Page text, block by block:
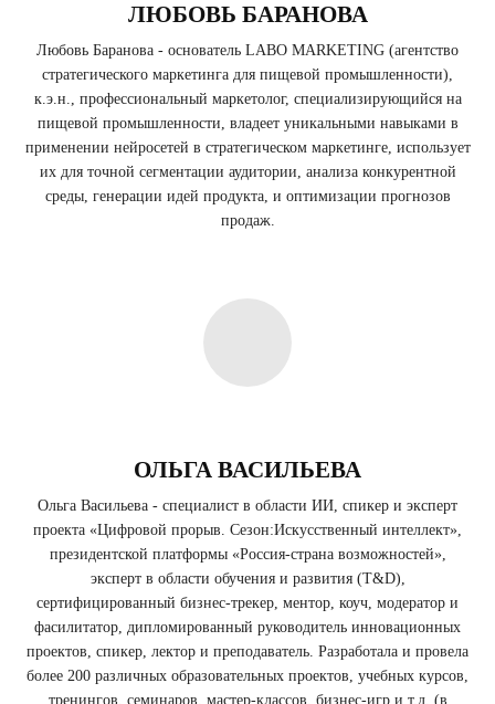
ЛЮБОВЬ БАРАНОВА
Любовь Баранова - основатель LABO MARKETING (агентство
стратегического маркетинга для пищевой промышленности),
к.э.н., профессиональный маркетолог, специализирующийся на
пищевой промышленности, владеет уникальными навыками в
применении нейросетей в стратегическом маркетинге, использует
их для точной сегментации аудитории, анализа конкурентной
среды, генерации идей продукта, и оптимизации прогнозов
продаж.
ОЛЬГА ВАСИЛЬЕВА
Ольга Васильева - специалист в области ИИ, спикер и эксперт
проекта «Цифровой прорыв. Сезон:Искусственный интеллект»,
президентской платформы «Россия-страна возможностей»,
эксперт в области обучения и развития (T&D),
сертифицированный бизнес-трекер, ментор, коуч, модератор и
фасилитатор, дипломированный руководитель инновационных
проектов, спикер, лектор и преподаватель. Разработала и провела
более 200 различных образовательных проектов, учебных курсов,
тренингов, семинаров, мастер-классов, бизнес-игр и т.д. (в